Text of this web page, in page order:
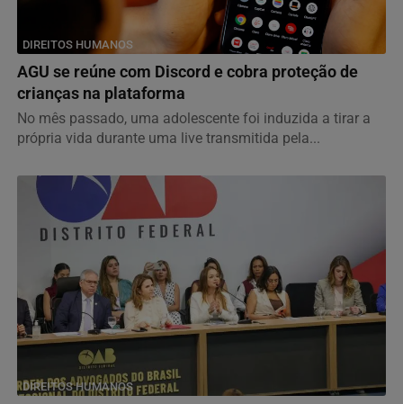
DIREITOS HUMANOS
AGU se reúne com Discord e cobra proteção de
crianças na plataforma
No mês passado, uma adolescente foi induzida a tirar a
própria vida durante uma live transmitida pela...
DIREITOS HUMANOS